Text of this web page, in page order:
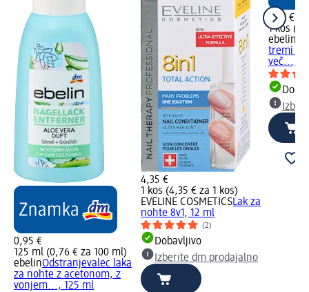
0,95 €
125 ml (0,76 € za 100 ml)
ebelinOdstranjevalec laka
za nohte z acetonom, z
vonjem..., 125 ml
4,35 €
1 kos (4,35 € za 1 kos)
EVELINE COSMETICSLak za
nohte 8v1, 12 ml
(2)
Dobavljivo
Izberite dm prodajalno
1,45 €
1 kos
ebelin
tremi
več..., 1